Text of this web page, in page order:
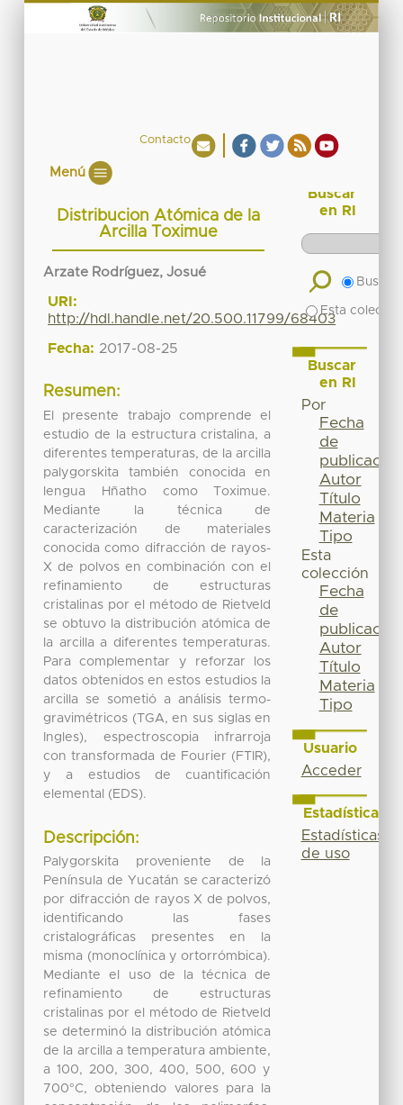
Contacto
Menú
Distribucion Atómica de la
Arcilla Toximue
Arzate Rodríguez, Josué
URI:
http://hdl.handle.net/20.500.11799/68403
Fecha: 2017-08-25
Resumen:
El presente trabajo comprende el
estudio de la estructura cristalina, a
diferentes temperaturas, de la arcilla
palygorskita también conocida en
lengua Hñatho como Toximue.
Mediante la técnica de
caracterización de materiales
conocida como difracción de rayos-
X de polvos en combinación con el
refinamiento de estructuras
cristalinas por el método de Rietveld
se obtuvo la distribución atómica de
la arcilla a diferentes temperaturas.
Para complementar y reforzar los
datos obtenidos en estos estudios la
arcilla se sometió a análisis termo-
gravimétricos (TGA, en sus siglas en
Ingles), espectroscopia infrarroja
con transformada de Fourier (FTIR),
y a estudios de cuantificación
elemental (EDS).
Descripción:
Palygorskita proveniente de la
Península de Yucatán se caracterizó
por difracción de rayos X de polvos,
identificando las fases
cristalográficas presentes en la
misma (monoclínica y ortorrómbica).
Mediante el uso de la técnica de
refinamiento de estructuras
cristalinas por el método de Rietveld
se determinó la distribución atómica
de la arcilla a temperatura ambiente,
a 100, 200, 300, 400, 500, 600 y
700°C, obteniendo valores para la
Buscar
en RI
Buscar
Esta
Buscar
en RI
Por
Fecha
de
publicación
Autor
Título
Materia
Tipo
Esta
colección
Fecha
de
publicación
Autor
Título
Materia
Tipo
Usuario
Acceder
Estadísticas
Estadísticas
de uso